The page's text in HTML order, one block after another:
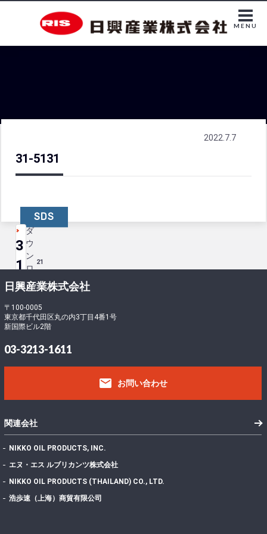
MENU
31-5131
2022.7.7
SDS
ダ
ウ
ン
ロ
ー
ド
21
フ
ァ
イ
ル
サ
イ
413.07 KB
イ
数
稿
日
2022年7月7日
最
3
1
-
5
1
3
1
日興産業株式会社
〒100-0005
東京都千代田区丸の内3丁目4番1号
新国際ビル2階
03-3213-1611
email お問い合わせ
関連会社
NIKKO OIL PRODUCTS, INC.
エヌ・エス ルブリカンツ株式会社
NIKKO OIL PRODUCTS (THAILAND) CO., LTD.
浩歩速（上海）商貿有限公司